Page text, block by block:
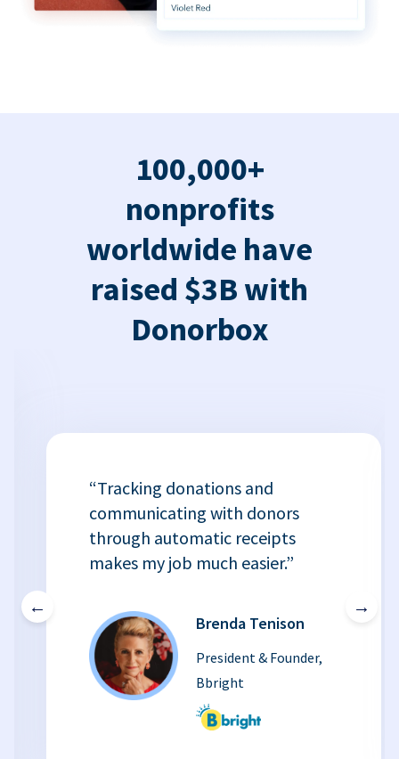
100,000+
nonprofits
worldwide have
raised $3B with
Donorbox
←
“Tracking donations and
communicating with donors
through automatic receipts
makes my job much easier.”
Brenda Tenison
President & Founder,
Bbright
→